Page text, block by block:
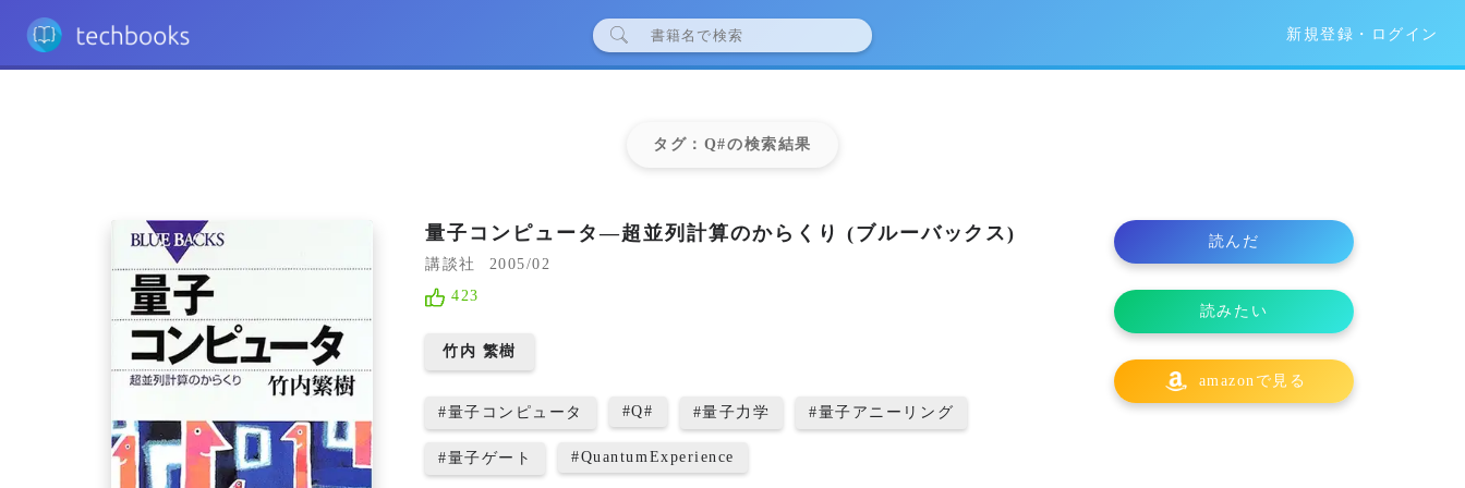
新規登録・ログイン
タグ：Q#の検索結果
量子コンピュータ―超並列計算のからくり (ブルーバックス)
講談社
2005/02
423
竹内 繁樹
#量子コンピュータ #Q# #量子力学 #量子アニーリング
#量子ゲート #QuantumExperience
読んだ
読みたい
amazonで見る